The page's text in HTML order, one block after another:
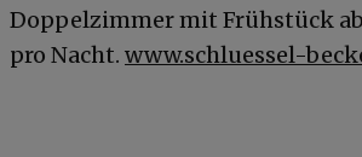
Doppelzimmer mit Frühstück
pro Nacht. www.schluessel-